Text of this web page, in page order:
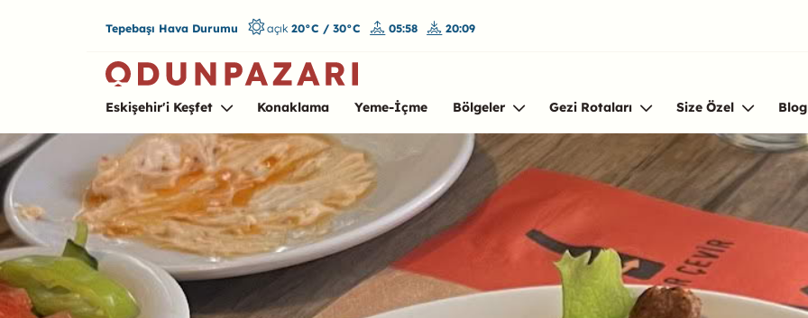
Tepebaşı Hava Durumu açık 20°C / 30°C 05:58 20:09
Eskişehir'i Keşfet Konaklama Yeme-İçme Bölgeler Gezi Rotaları Size Özel Blog